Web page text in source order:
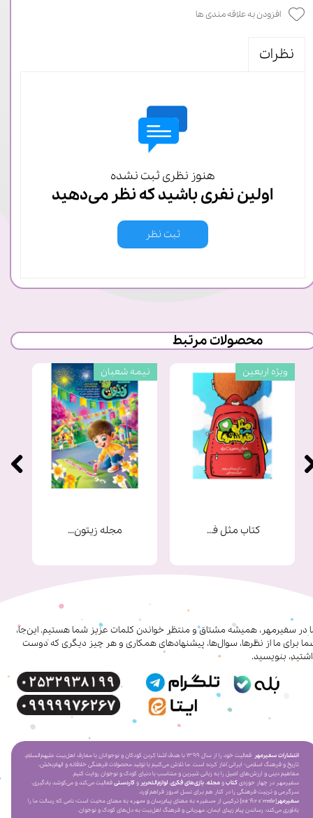
افزودن به علاقه مندی ها
نظرات
هنوز نظری ثبت نشده
اولین نفری باشید که نظر می‌دهید
ثبت نظر
محصولات مرتبط
مجله زیتون شماره 9
نیمه شعبان
کتاب مثل فرشته ها
ویژه اربعین
در سفیرمهر، همیشه مشتاق و منتظر خواندن کلمات عزیز شما هستیم. این‌جا،
برای ما از نظرها، سوال‌ها، پیشنهادهای همکاری‌ و هر چیز دیگری که دوست
بنویسید.
انتشارات سفیرمهر
فعالیت خود را از سال ۱۳۹۹ با هدف آشنا کردن کودکان و نوجوانان با معارف اهل‌بیت علیهم‌السلام،
تاریخ و فرهنگ اسلامی- ایرانی آغاز کرده است. ما تلاش می‌کنیم با تولید محصولات فرهنگی خلاقانه و الهام‌بخش،
مفاهیم دینی و ارزش‌های اصیل را به زبانی شیرین و متناسب با دنیای کودک و نوجوان روایت کنیم.
سفیرمهر در چهار حوزه‌یکتابومجله،بازی‌های فکری،لوازم‌التحریر وکاردستیفعالیت می‌کند و می‌کوشد یادگیری،
سرگرمی و تربیت فرهنگی را در کنار هم برای نسل امروز فراهم آورد.
سفیرمهر
[saˈfiːr ɛˈmeɦr] ترکیبی از «سفیر» به معنای پیام‌رسان و «مهر» به معنای محبت است؛ نامی که رسالت ما را
یادآوری می‌کند: رساندن پیام زیبای ایمان، مهربانی و فرهنگ اهل‌بیت به دل‌های کودک و نوجوان.